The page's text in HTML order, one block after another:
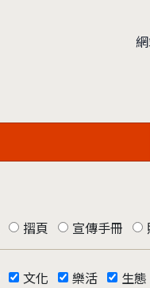
摺頁 宣傳手冊
文化 樂活 生態